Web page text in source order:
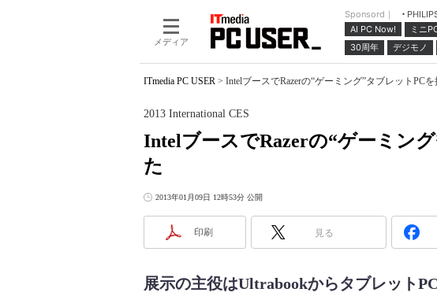
メディア
Sponsord｜
AI PC Now!
ミニ
30周年
デジモノ
ITmedia PC USER > IntelブースでRazerの“ゲーミング”タブレットPC
IntelブースでRazerの“ゲーミン
た
2013 International CES
2013年01月09日 12時53分 公開
印刷 見る
展示の主役はUltrabookからタブレット